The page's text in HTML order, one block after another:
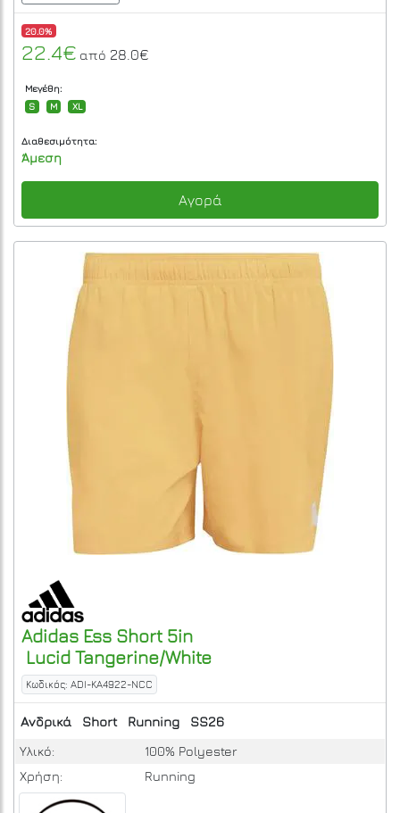
20.0%
22.4€ από 28.0€
Μεγέθη:
S
M XL
Διαθεσιμότητα:
Άμεση
Αγορά
Adidas Ess Short 5in
Lucid Tangerine/White
Κωδικός: ADI-KA4922-NCC
Ανδρικά Short Running
SS26
Υλικό:
100% Polyester
Χρήση:
Running